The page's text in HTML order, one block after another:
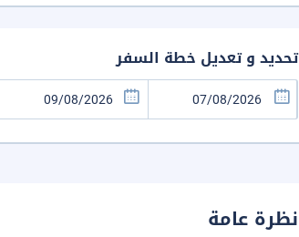
تحديد و تعديل خطة السفر
نظرة عامة